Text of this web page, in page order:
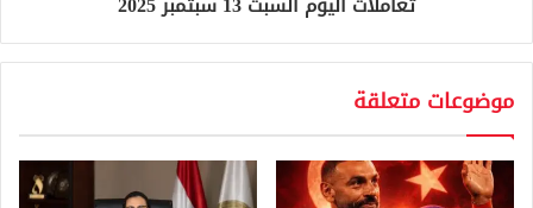
موضوعات متعلقة